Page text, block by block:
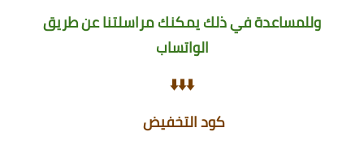
وللمساعدة في ذلك يمكنك مراسلتنا عن طريق
الواتساب
⬇️⬇️⬇️
كود التخفيض